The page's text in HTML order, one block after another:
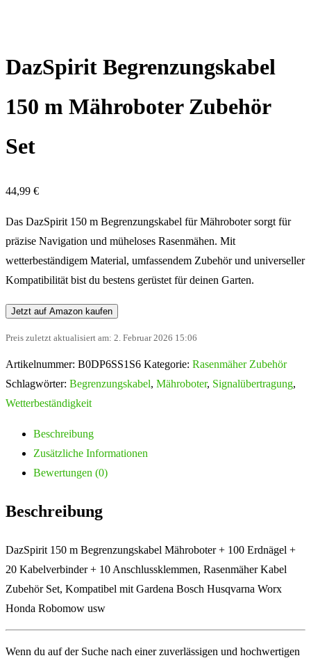
DazSpirit Begrenzungskabel
150 m Mähroboter Zubehör
Set
44,99 €
Das DazSpirit 150 m Begrenzungskabel für Mähroboter sorgt für
präzise Navigation und müheloses Rasenmähen. Mit
wetterbeständigem Material, umfassendem Zubehör und universeller
Kompatibilität bist du bestens gerüstet für deinen Garten.
Jetzt auf Amazon kaufen
Preis zuletzt aktualisiert am: 2. Februar 2026 15:06
Artikelnummer: B0DP6SS1S6 Kategorie: Rasenmäher Zubehör
Schlagwörter: Begrenzungskabel, Mähroboter, Signalübertragung,
Wetterbeständigkeit
Beschreibung
Zusätzliche Informationen
Bewertungen (0)
Beschreibung
DazSpirit 150 m Begrenzungskabel Mähroboter + 100 Erdnägel +
20 Kabelverbinder + 10 Anschlussklemmen, Rasenmäher Kabel
Zubehör Set, Kompatibel mit Gardena Bosch Husqvarna Worx
Honda Robomow usw
Wenn du auf der Suche nach einer zuverlässigen und hochwertigen